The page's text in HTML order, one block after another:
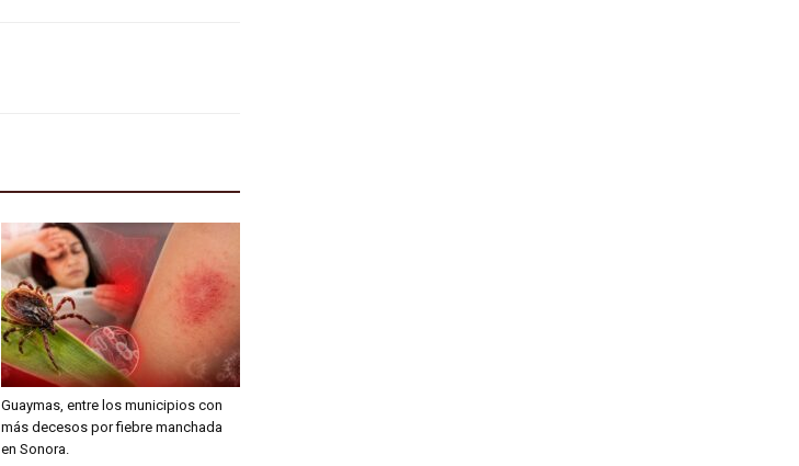
Guaymas, entre los municipios con
más decesos por fiebre manchada
en Sonora.